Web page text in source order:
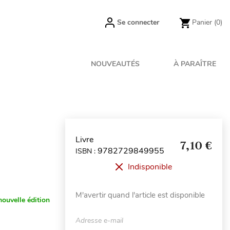
Se connecter Panier (0)
NOUVEAUTÉS À PARAÎTRE
édition
Livre
ISBN : 9782729849955 7,10 €
Indisponible
M'avertir quand l'article est disponible
Adresse e-mail